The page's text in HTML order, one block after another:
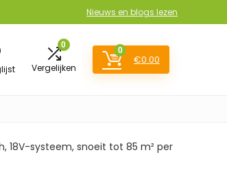
Nieuws en blogs lezen
0
Vergelijken
0
€0.00
18V-systeem, snoeit tot 85 m² per